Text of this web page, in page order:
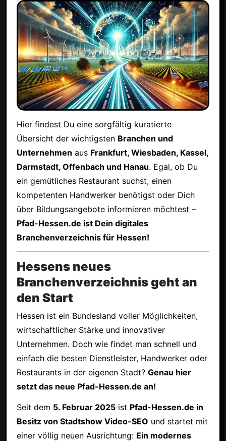
Hier findest Du eine sorgfältig kuratierte
Übersicht der wichtigsten Branchen und
Unternehmen aus Frankfurt, Wiesbaden, Kassel,
Darmstadt, Offenbach und Hanau. Egal, ob Du
ein gemütliches Restaurant suchst, einen
kompetenten Handwerker benötigst oder Dich
über Bildungsangebote informieren möchtest –
Pfad-Hessen.de ist Dein digitales
Branchenverzeichnis für Hessen!
Hessens neues
Branchenverzeichnis geht an
den Start
Hessen ist ein Bundesland voller Möglichkeiten,
wirtschaftlicher Stärke und innovativer
Unternehmen. Doch wie findet man schnell und
einfach die besten Dienstleister, Handwerker oder
Restaurants in der eigenen Stadt? Genau hier
setzt das neue Pfad-Hessen.de an!
Seit dem 5. Februar 2025ist Pfad-Hessen.de in
Besitz von Stadtshow Video-SEO und startet mit
einer völlig neuen Ausrichtung: Ein modernes